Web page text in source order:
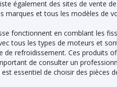
également des sites de vente
et tous les modèles de
fonctionnent en comblant les
tous les types de moteurs et
de refroidissement. Ces produits
de consulter un
essentiel de choisir des pièces